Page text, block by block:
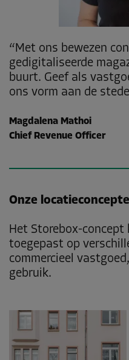
Met ons bewezen
gedigitaliseerde
buurt. Geef als
ons vorm aan de
Magdalena Mathoi
Chief Revenue Officer
Onze
Het Storebox-concept
toegepast op
commercieel
gebruik.